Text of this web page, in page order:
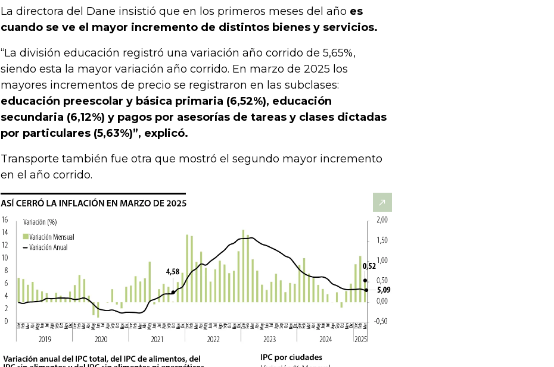
La directora del Dane insistió que en los primeros meses del año es
cuando se ve el mayor incremento de distintos bienes y servicios.
“La división educación registró una variación año corrido de 5,65%,
siendo esta la mayor variación año corrido. En marzo de 2025 los
mayores incrementos de precio se registraron en las subclases:
educación preescolar y básica primaria (6,52%), educación
secundaria (6,12%) y pagos por asesorías de tareas y clases dictadas
por particulares (5,63%)”, explicó.
Transporte también fue otra que mostró el segundo mayor incremento
en el año corrido.